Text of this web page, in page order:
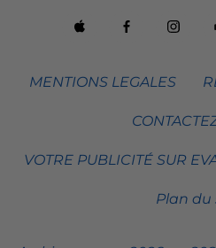
MENTIONS LEGALES
VOTRE PUBLICITÉ SUR
Plan du